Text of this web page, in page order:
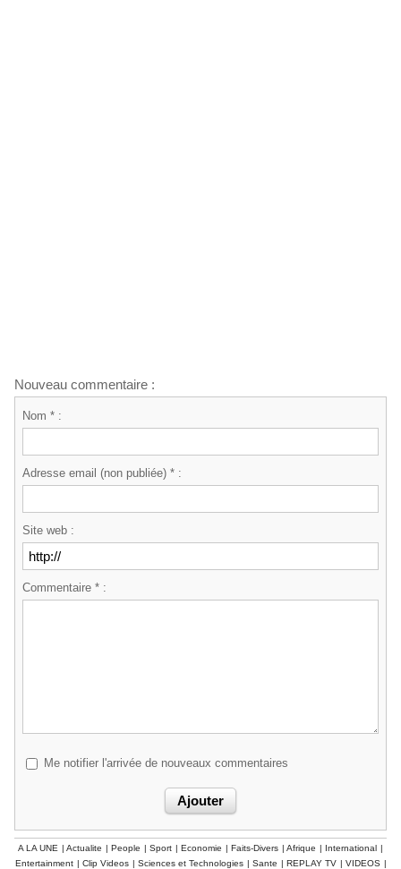
Nouveau commentaire :
Nom * :
Adresse email (non publiée) * :
Site web :
Commentaire * :
Me notifier l'arrivée de nouveaux commentaires
A LA UNE | Actualite | People | Sport | Economie | Faits-Divers | Afrique | International |
Entertainment | Clip Videos | Sciences et Technologies | Sante | REPLAY TV | VIDEOS |